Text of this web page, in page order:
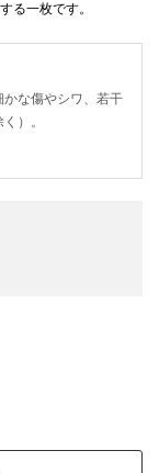
る一枚です。
な傷やシワ、若干
）。